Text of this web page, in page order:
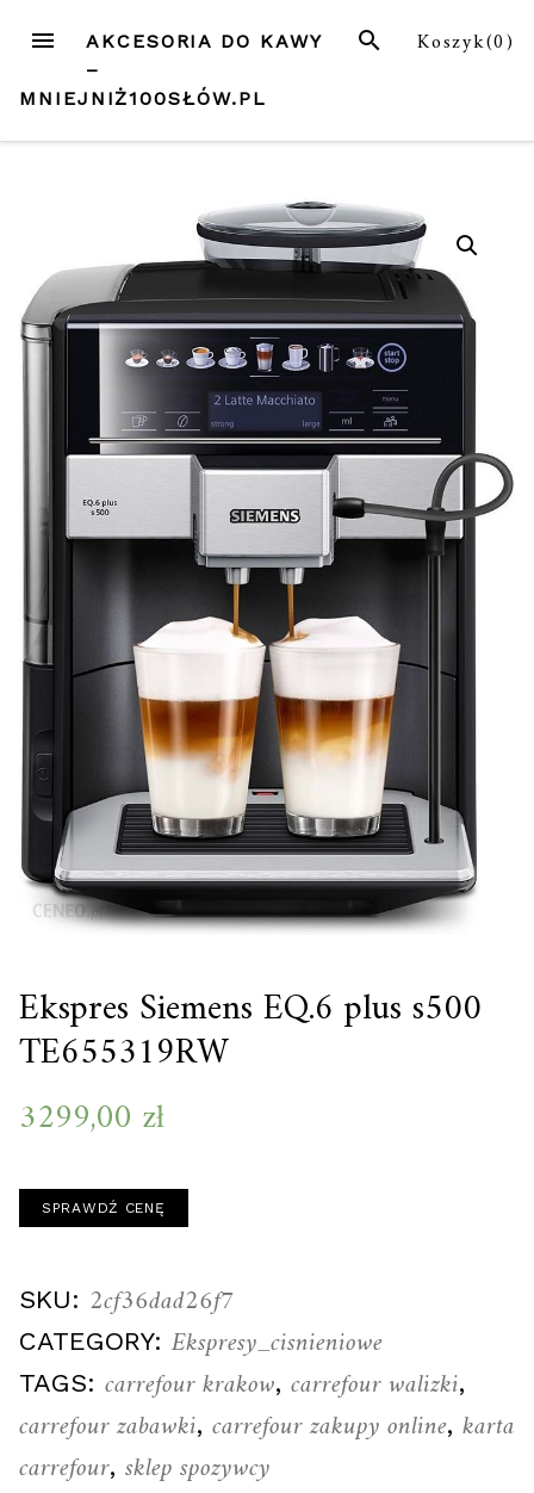
treści
MENU Koszyk(0)
SZUKAJ
AKCESORIA DO KAWY
–
MNIEJNIŻ100SŁÓW.PL
Ekspres Siemens EQ.6 plus s500
TE655319RW
3299,00 zł
SPRAWDŹ CENĘ
SKU: 2cf36dad26f7
CATEGORY: Ekspresy_cisnieniowe
TAGS: carrefour krakow, carrefour walizki,
carrefour zabawki, carrefour zakupy online, karta
carrefour, sklep spozywcy